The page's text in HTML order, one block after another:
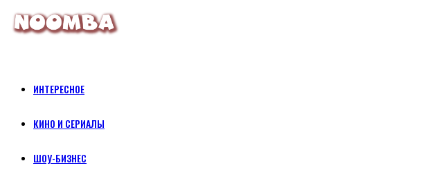
ИНТЕРЕСНОЕ
КИНО И СЕРИАЛЫ
ШОУ-БИЗНЕС